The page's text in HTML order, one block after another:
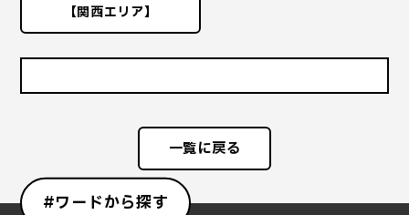
【関西エリア】
一覧に戻る
#ワードから探す